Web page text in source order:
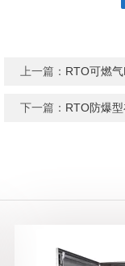
上一篇： RTO可燃
下一篇： RTO防爆